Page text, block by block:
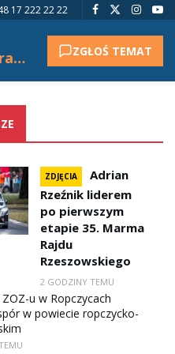
17 222 22 22
Nie udało się pobrać tytułu. ZGŁOŚ TEMAT
ZDJĘCIA
Adrian
Rzeźnik liderem
po pierwszym
etapie 35. Marma
Rajdu
Rzeszowskiego
2 GODZINY TEMU
ZOZ-u w Ropczycach
w powiecie ropczycko-